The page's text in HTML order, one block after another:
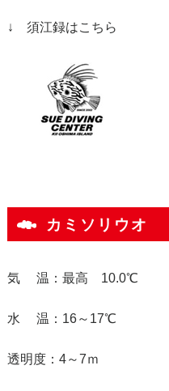
↓ 須江録はこちら
カミソリウオ
気 温：最高 10.0℃
水 温：16～17℃
透明度：4～7ｍ